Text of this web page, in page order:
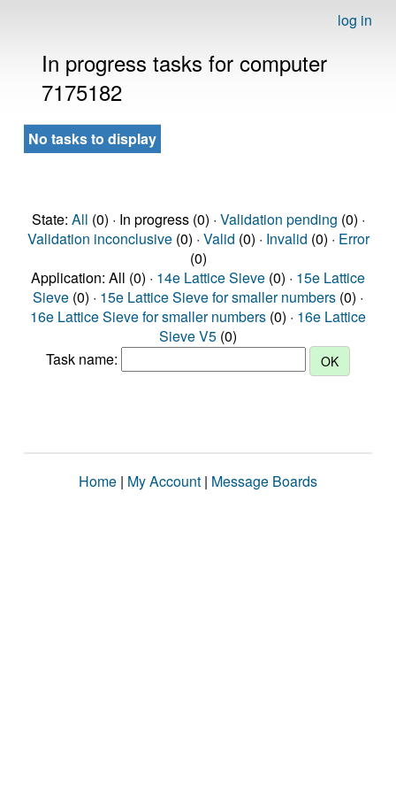
log in
In progress tasks for computer
7175182
No tasks to display
State: All (0) · In progress (0) · Validation pending (0) ·
Validation inconclusive(0) · Valid (0) · Invalid (0) · Error
(0)
Application: All (0) · 14e Lattice Sieve (0) · 15e Lattice
Sieve (0) · 15e Lattice Sieve for smaller numbers (0) ·
16e Lattice Sieve for smaller numbers (0) · 16e Lattice
Sieve V5 (0)
Task name:
Home | My Account | Message Boards